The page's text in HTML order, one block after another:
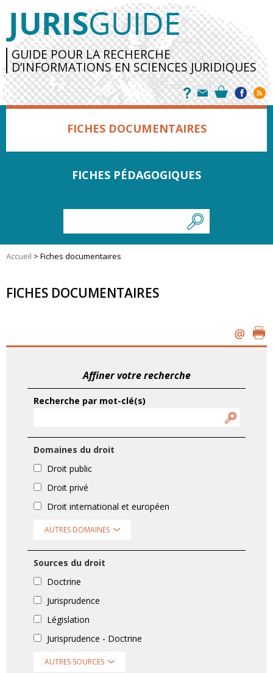
GUIDE POUR LA RECHERCHE
D’INFORMATIONS EN SCIENCES JURIDIQUES
FICHES DOCUMENTAIRES
FICHES PÉDAGOGIQUES
Accueil > Fiches documentaires
FICHES DOCUMENTAIRES
Affiner votre recherche
Recherche par mot-clé(s)
Domaines du droit
Droit public
Droit privé
Droit international et européen
AUTRES DOMAINES
Sources du droit
Doctrine
Jurisprudence
Législation
Jurisprudence - Doctrine
AUTRES SOURCES